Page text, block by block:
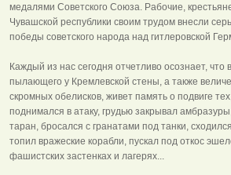
медалями Советского Союза. Рабочие,
Чувашской республики своим трудом внесли
победы советского народа над гитлеровской
Каждый из нас сегодня отчетливо осознает, что
пылающего у Кремлевской стены, а также
скромных обелисков, живет память о подвиге
поднимался в атаку, грудью закрывал
таран, бросался с гранатами под танки,
топил вражеские корабли, пускал под откос
фашистских застенках и лагерях...